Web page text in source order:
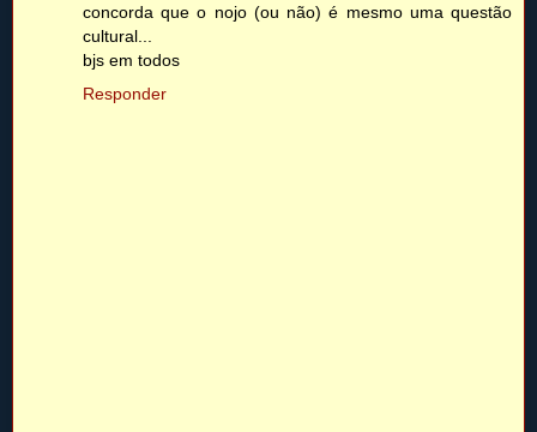
concorda que o nojo (ou não) é mesmo uma questão
cultural...
bjs em todos
Responder